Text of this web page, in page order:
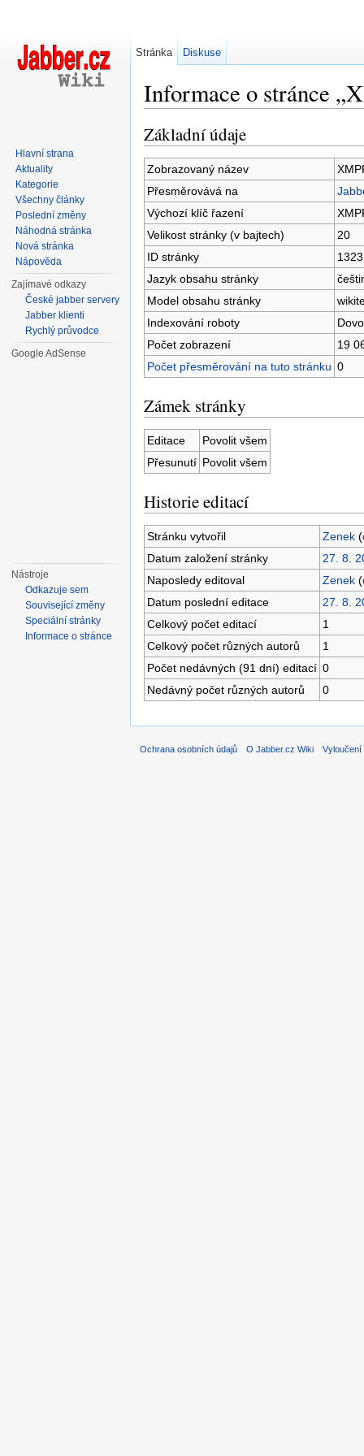
Informace o stránce
Základní údaje
Zobrazovaný název
Přesměrovává na
Výchozí klíč řazení
Velikost stránky (v bajtech)
20
ID stránky
1323
Jazyk obsahu stránky
Model obsahu stránky
Indexování roboty
Počet zobrazení
19
Počet přesměrování na tuto stránku 0
Zámek stránky
Editace
Povolit všem
Přesunutí Povolit všem
Historie editací
Stránku vytvořil Zenek (
Datum založení stránky
27. 8.
Naposledy editoval
Zenek (
Datum poslední editace
27. 8.
Celkový počet editací
1
Celkový počet různých autorů
1
Počet nedávných (91 dní) editací 0
Nedávný počet různých autorů
0
Stránka Diskuse
Hlavní strana
Aktuality
Kategorie
Všechny články
Poslední změny
Náhodná stránka
Nová stránka
Nápověda
Zajímavé odkazy
České jabber servery
Jabber klienti
Rychlý průvodce
Google AdSense
Nástroje
Odkazuje sem
Související změny
Speciální stránky
Informace o stránce
Ochrana osobních údajů O Jabber.cz Wiki Vyloučení